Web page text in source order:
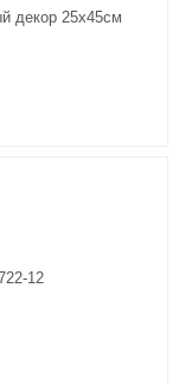
декор 25х45см
12